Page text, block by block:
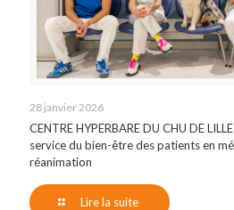
28 janvier 2026
CENTRE HYPERBARE DU CHU DE
service du bien-être des patients en
réanimation
Lire la suite